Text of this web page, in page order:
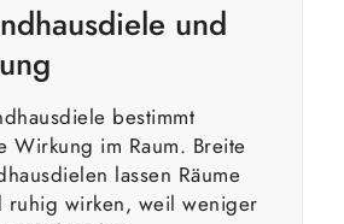
und
bestimmt
Wirkung im Raum. Breite
lassen Räume
wirken, weil weniger